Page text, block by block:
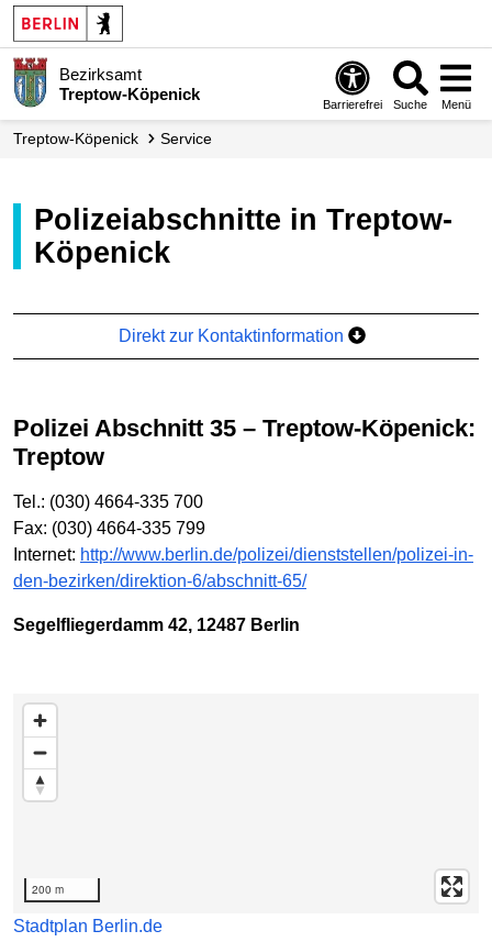
Bezirksamt
Treptow-Köpenick
Barrierefrei Suche Menü
Treptow-Köpenick Service
Polizeiabschnitte in Treptow-
Köpenick
Direkt zur Kontaktinformation
Polizei Abschnitt 35 – Treptow-Köpenick:
Treptow
Tel.: (030) 4664-335 700
Fax: (030) 4664-335 799
Internet: http://www.berlin.de/polizei/dienststellen/polizei-in-
den-bezirken/direktion-6/abschnitt-65/
Segelfliegerdamm 42, 12487 Berlin
Karte überspringen
200 m
Stadtplan Berlin.de